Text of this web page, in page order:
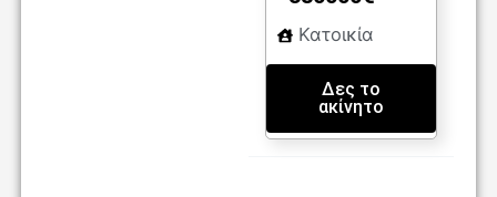
Κατοικία
Δες το
ακίνητο